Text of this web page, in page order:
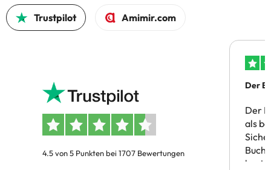
Trustpilot Amimir.com
4.5 von 5 Punkten bei 1707 Bewertungen
Der
Der
als